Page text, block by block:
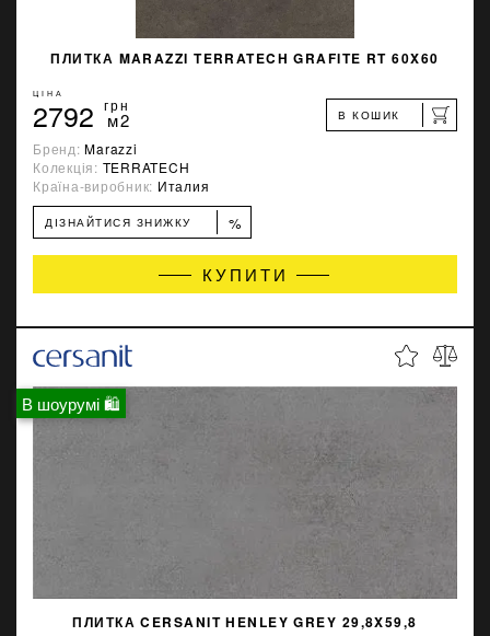
ПЛИТКА MARAZZI TERRATECH GRAFITE RT 60X60
ЦІНА
2792 грн
м2 В КОШИК
Бренд:Marazzi
Колекція: TERRATECH
Країна-виробник: Италия
ДІЗНАЙТИСЯ ЗНИЖКУ %
КУПИТИ
В шоурумі 🛍
ПЛИТКА CERSANIT HENLEY GREY 29,8X59,8